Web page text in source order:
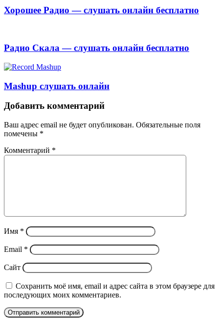
Хорошее Радио — слушать онлайн бесплатно
Радио Скала — слушать онлайн бесплатно
Mashup слушать онлайн
Добавить комментарий
Ваш адрес email не будет опубликован. Обязательные поля
помечены *
Комментарий *
Имя *
Email *
Сайт
Сохранить моё имя, email и адрес сайта в этом браузере для
последующих моих комментариев.